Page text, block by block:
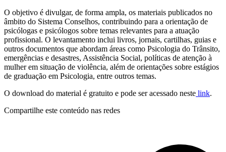
O objetivo é divulgar, de forma ampla, os materiais publicados no
âmbito do Sistema Conselhos, contribuindo para a orientação de
psicólogas e psicólogos sobre temas relevantes para a atuação
profissional. O levantamento inclui livros, jornais, cartilhas, guias e
outros documentos que abordam áreas como Psicologia do Trânsito,
emergências e desastres, Assistência Social, políticas de atenção à
mulher em situação de violência, além de orientações sobre estágios
de graduação em Psicologia, entre outros temas.
O download do material é gratuito e pode ser acessado neste link.
Compartilhe este conteúdo nas redes